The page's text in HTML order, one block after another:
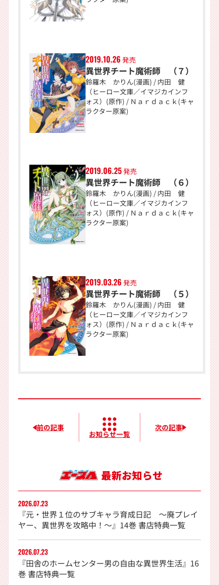
2019.10.26 発売
異世界チート魔術師 （７）
鈴羅木 かりん(漫画) / 内田 健
（ヒーロー文庫／イマジカインフ
ォス）(原作) / Ｎａｒｄａｃｋ(キャ
ラクター原案)
2019.06.25発売
異世界チート魔術師 （６）
鈴羅木 かりん(漫画) / 内田 健
（ヒーロー文庫／イマジカインフ
ォス）(原作) / Ｎａｒｄａｃｋ(キャ
ラクター原案)
2019.03.26 発売
異世界チート魔術師 （５）
鈴羅木 かりん(漫画) / 内田 健
（ヒーロー文庫／イマジカインフ
ォス）(原作) / Ｎａｒｄａｃｋ(キャ
ラクター原案)
前の記事
お知らせ一覧
次の記事
最新お知らせ
2026.07.23
『元・世界１位のサブキャラ育成日記 〜廃プレイ
ヤー、異世界を攻略中！〜』14巻 書店特典一覧
2026.07.23
『田舎のホームセンター男の自由な異世界生活』16
巻 書店特典一覧